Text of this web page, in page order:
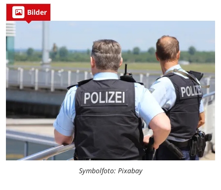
Bilder
Symbolfoto: Pixabay